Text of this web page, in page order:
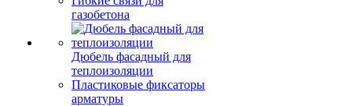
газобетона
Дюбель фасадный для
теплоизоляции
Пластиковые фиксаторы
арматуры